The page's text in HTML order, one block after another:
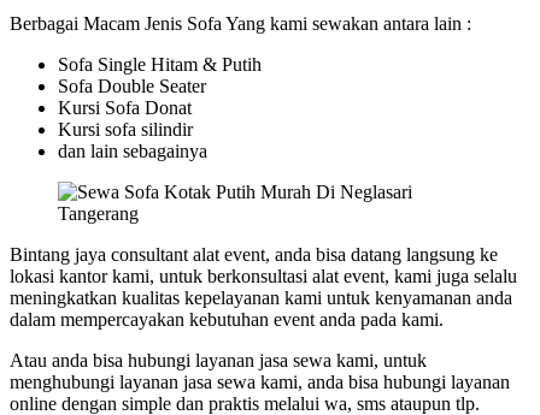
Berbagai Macam Jenis Sofa Yang kami sewakan antara lain :
Sofa Single Hitam & Putih
Sofa Double Seater
Kursi Sofa Donat
Kursi sofa silindir
dan lain sebagainya
Bintang jaya consultant alat event, anda bisa datang langsung ke
lokasi kantor kami, untuk berkonsultasi alat event, kami juga selalu
meningkatkan kualitas kepelayanan kami untuk kenyamanan anda
dalam mempercayakan kebutuhan event anda pada kami.
Atau anda bisa hubungi layanan jasa sewa kami, untuk
menghubungi layanan jasa sewa kami, anda bisa hubungi layanan
online dengan simple dan praktis melalui wa, sms ataupun tlp.